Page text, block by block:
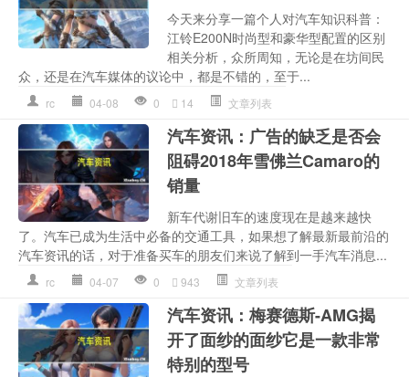
今天来分享一篇个人对汽车知识科普：
江铃E200N时尚型和豪华型配置的区别
相关分析，众所周知，无论是在坊间民
众，还是在汽车媒体的议论中，都是不错的，至于...
rc 04-08 0 14 文章列表
汽车资讯：广告的缺乏是否会
阻碍2018年雪佛兰Camaro的
销量
新车代谢旧车的速度现在是越来越快
了。汽车已成为生活中必备的交通工具，如果想了解最新最前沿的
汽车资讯的话，对于准备买车的朋友们来说了解到一手汽车消息...
rc 04-07 0 943 文章列表
汽车资讯：梅赛德斯-AMG揭
开了面纱的面纱它是一款非常
特别的型号